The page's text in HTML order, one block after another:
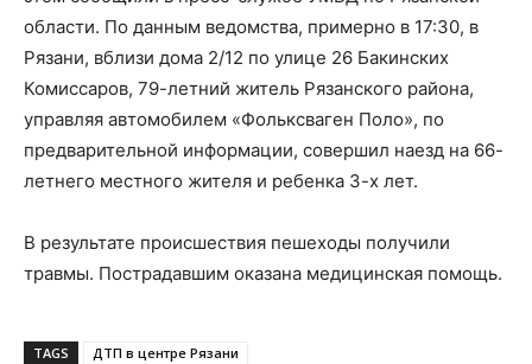
области. По данным ведомства, примерно в 17:30, в
Рязани, вблизи дома 2/12 по улице 26 Бакинских
Комиссаров, 79-летний житель Рязанского района,
управляя автомобилем «Фольксваген Поло», по
предварительной информации, совершил наезд на 66-
летнего местного жителя и ребенка 3-х лет.
В результате происшествия пешеходы получили
травмы. Пострадавшим оказана медицинская помощь.
TAGS ДТП в центре Рязани